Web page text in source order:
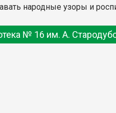
народные узоры и
№ 16 им. А.